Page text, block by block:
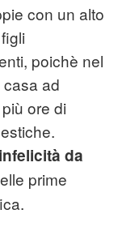
con un alto
poichè nel
ad
ore di
da
prime